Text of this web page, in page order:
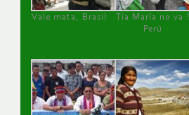
Vale mata, Brasil
Tía María no va !
Perú